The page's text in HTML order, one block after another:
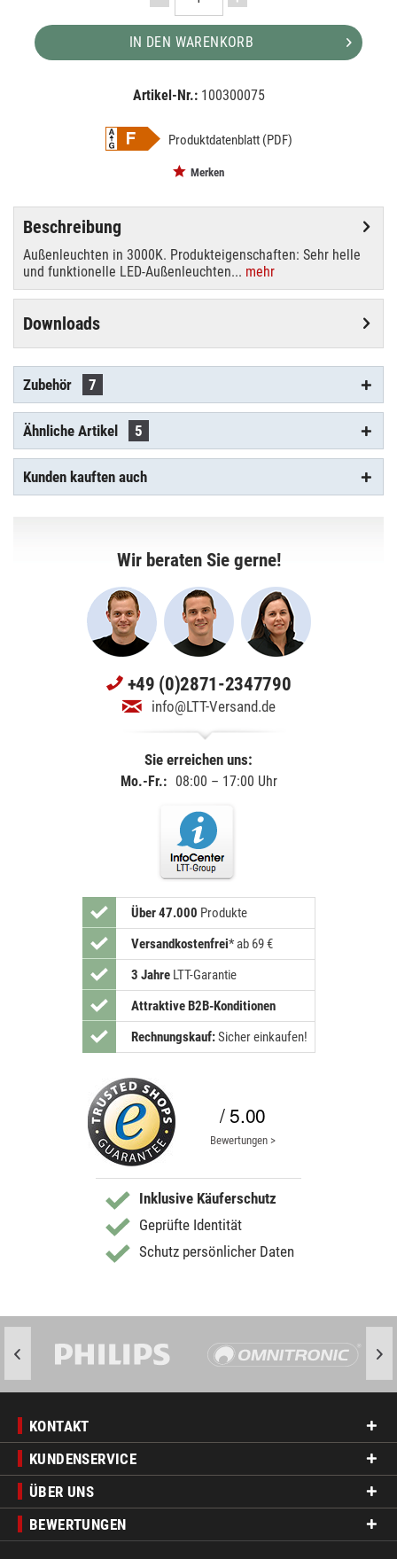
IN DEN WARENKORB
Artikel-Nr.: 100300075
Produktdatenblatt (PDF)
Merken
Beschreibung
Außenleuchten in 3000K. Produkteigenschaften: Sehr helle
und funktionelle LED-Außenleuchten... mehr
Downloads
Zubehör 7
Ähnliche Artikel 5
Kunden kauften auch
Wir beraten Sie gerne!
+49 (0)2871-2347790
info@LTT-Versand.de
Sie erreichen uns:
Mo.-Fr.: 08:00 – 17:00 Uhr
Über 47.000 Produkte
Versandkostenfrei* ab 69 €
3 JahreLTT-Garantie
Attraktive B2B-Konditionen
Rechnungskauf:Sicher einkaufen!
/ 5.00
Bewertungen >
Inklusive Käuferschutz
Geprüfte Identität
Schutz persönlicher Daten
KONTAKT
KUNDENSERVICE
ÜBER UNS
BEWERTUNGEN